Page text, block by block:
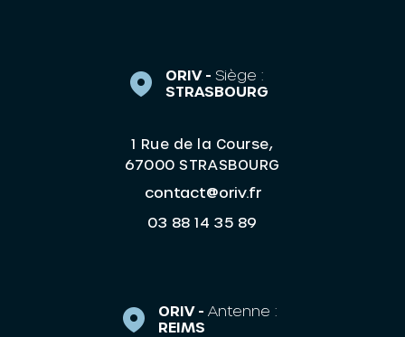
ORIV - Siège :
STRASBOURG
1 Rue de la Course,
67000 STRASBOURG
contact@oriv.fr
03 88 14 35 89
ORIV - Antenne :
REIMS